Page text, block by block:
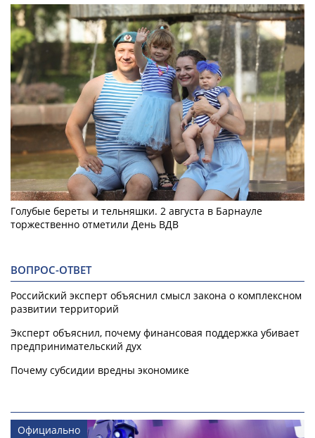
Голубые береты и тельняшки. 2 августа в Барнауле
торжественно отметили День ВДВ
ВОПРОС-ОТВЕТ
Российский эксперт объяснил смысл закона о комплексном
развитии территорий
Эксперт объяснил, почему финансовая поддержка убивает
предпринимательский дух
Почему субсидии вредны экономике
Официально